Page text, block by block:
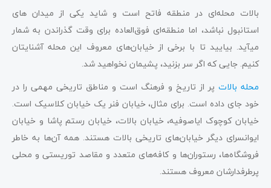
بالات محله‌ای در منطقه فاتح است و شاید یکی از میدان های
استانبول نباشد، اما منطقه‌ای فوق‌العاده برای وقت گذراندن به شمار
می‎آید. بیایید تا با برخی از خیابان‌های معروف این محله آشنایتان
کنیم. جایی که اگر سر بزنید، پشیمان نخواهید شد.
محله بالات پر از تاریخ و فرهنگ است و مناطق تاریخی مهمی را در
خود جای داده است. برای مثال، خیابان فنر یک خیابان کلاسیک است.
خیابان کوچوک ایاصوفیه، خیابان بالات، خیابان رستم پاشا و خیابان
ایوانسرای دیگر خیابان‌های تاریخی بالات هستند. همه آن‌ها به خاطر
فروشگاه‌ها، رستوران‌ها و کافه‌های متعدد و مقاصد توریستی و محلی
پرطرفدارشان معروف هستند.